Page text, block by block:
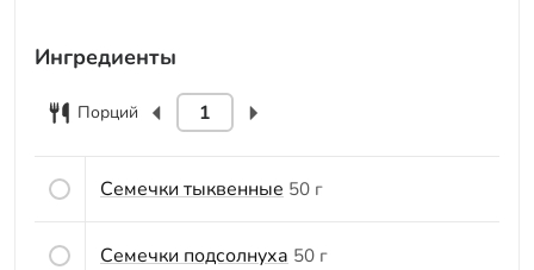
Ингредиенты
Порций
Семечки тыквенные 50 г
Семечки подсолнуха 50 г